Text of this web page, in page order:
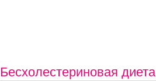
Бесхолестериновая диета